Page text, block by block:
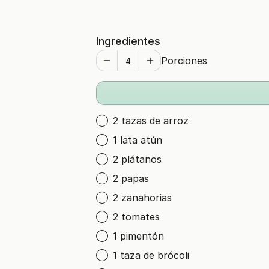
Ingredientes
Porciones
2 tazas de arroz
1 lata atún
2 plátanos
2 papas
2 zanahorias
2 tomates
1 pimentón
1 taza de brócoli